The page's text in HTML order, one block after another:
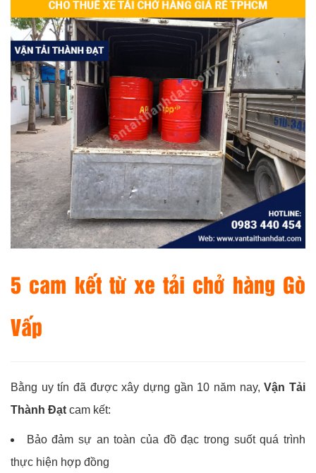
5 cam kết từ xe tải chở hàng Gò
Vấp
Bằng uy tín đã được xây dựng gần 10 năm nay,Vận Tải
Thành Đạt cam kết:
Bảo đảm sự an toàn của đồ đạc trong suốt quá trình
thực hiện hợp đồng